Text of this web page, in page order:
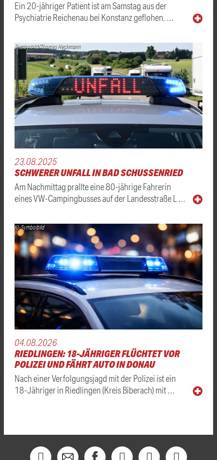
Ein 20-jähriger Patient ist am Samstag aus der
Psychiatrie Reichenau bei Konstanz geflohen. …
Symbolbild/Thomas Heckmann
23.08.2025
SCHWERER UNFALL IN BAD SCHUSSENRIED
Am Nachmittag prallte eine 80-jährige Fahrerin
eines VW-Campingbusses auf der Landesstraße L …
KI-Symbolbild
04.08.2026
RIEDLINGEN: 18-JÄHRIGER FLÜCHTET VOR
POLIZEI UND FÄHRT AUTO IN DONAU
Nach einer Verfolgungsjagd mit der Polizei ist ein
18-Jähriger in Riedlingen (Kreis Biberach) mit …